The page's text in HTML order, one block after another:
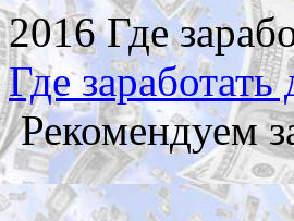
2016 Где
Где заработать
Рекомендуем